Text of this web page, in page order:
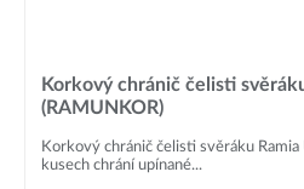
Korkový chránič čelisti
(RAMUNKOR)
Korkový chránič čelisti svěráku
kusech chrání upínané...